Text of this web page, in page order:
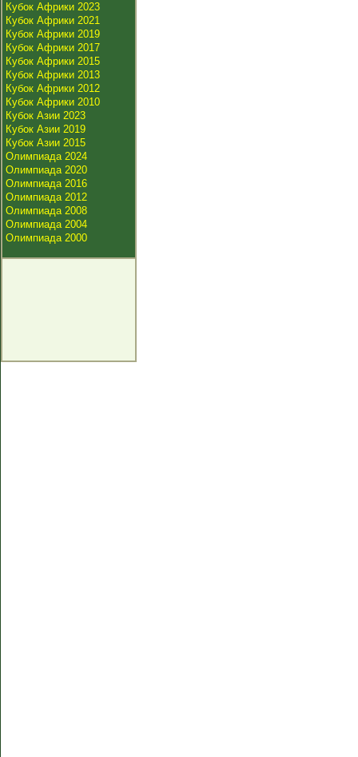
Кубок Африки 2023
Кубок Африки 2021
Кубок Африки 2019
Кубок Африки 2017
Кубок Африки 2015
Кубок Африки 2013
Кубок Африки 2012
Кубок Африки 2010
Кубок Азии 2023
Кубок Азии 2019
Кубок Азии 2015
Олимпиада 2024
Олимпиада 2020
Олимпиада 2016
Олимпиада 2012
Олимпиада 2008
Олимпиада 2004
Олимпиада 2000